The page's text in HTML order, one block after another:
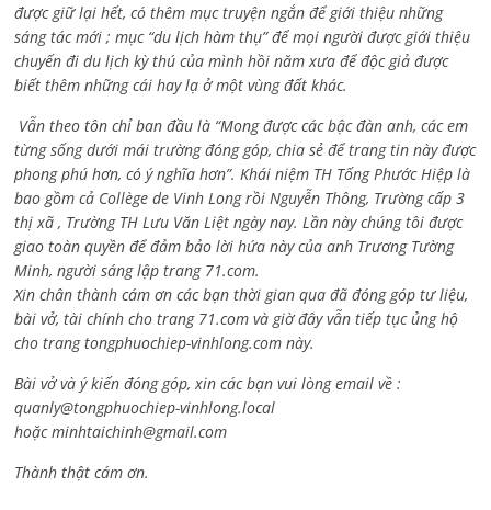
được giữ lại hết, có thêm mục truyện ngắn để giới thiệu những
sáng tác mới ; mục “du lịch hàm thụ” để mọi người được giới thiệu
chuyến đi du lịch kỳ thú của mình hồi năm xưa để độc giả được
biết thêm những cái hay lạ ở một vùng đất khác.
Vẫn theo tôn chỉ ban đầu là “Mong được các bậc đàn anh, các em
từng sống dưới mái trường đóng góp, chia sẻ để trang tin này được
phong phú hơn, có ý nghĩa hơn”. Khái niệm TH Tống Phước Hiệp là
bao gồm cả Collège de Vinh Long rồi Nguyễn Thông, Trường cấp 3
thị xã , Trường TH Lưu Văn Liệt ngày nay. Lần này chúng tôi được
giao toàn quyền để đảm bảo lời hứa này của anh Trương Tường
Minh, người sáng lập trang 71.com.
Xin chân thành cám ơn các bạn thời gian qua đã đóng góp tư liệu,
bài vở, tài chính cho trang 71.com và giờ đây vẫn tiếp tục ủng hộ
cho trang tongphuochiep-vinhlong.com này.
Bài vở và ý kiến đóng góp, xin các bạn vui lòng email về :
quanly@tongphuochiep-vinhlong.local
hoặcminhtaichinh@gmail.com
Thành thật cám ơn.